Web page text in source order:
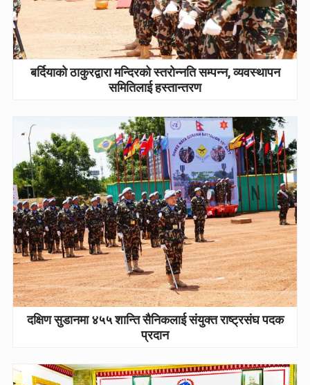
बर्दियाको ठाकुरद्वारा मन्दिरको स्तरोन्नति सम्पन्न, व्यवस्थापन
समितिलाई हस्तान्तरण
दक्षिण सुडानमा ४५५ शान्ति सैनिकलाई संयुक्त राष्ट्रसंघ पदक
प्रदान